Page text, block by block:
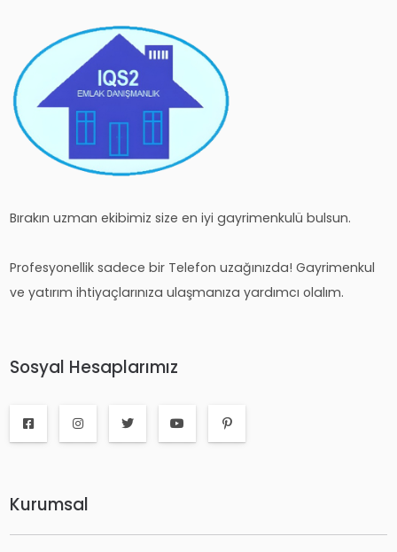
Bırakın uzman ekibimiz size en iyi gayrimenkulü bulsun.
Profesyonellik sadece bir Telefon uzağınızda! Gayrimenkul
ve yatırım ihtiyaçlarınıza ulaşmanıza yardımcı olalım.
Sosyal Hesaplarımız
Kurumsal